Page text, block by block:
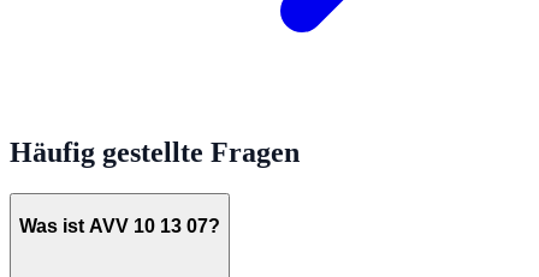
Häufig gestellte Fragen
Was ist AVV 10 13 07?